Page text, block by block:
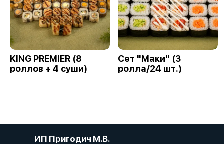
KING PREMIER (8
роллов + 4 суши)
Сет "Маки" (3
ролла/24 шт.)
ИП Пригодич М.В.